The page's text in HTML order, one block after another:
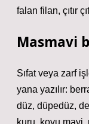
falan filan, çıtır
Masmavi
Sıfat veya zarf
yana yazılır:
düz, düpedüz,
kuru, koyu mavi,